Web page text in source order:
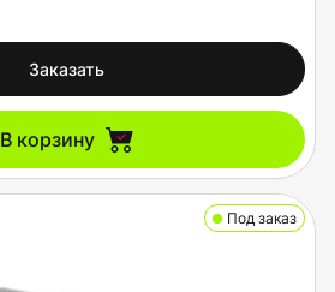
Заказать
В корзину
Под заказ